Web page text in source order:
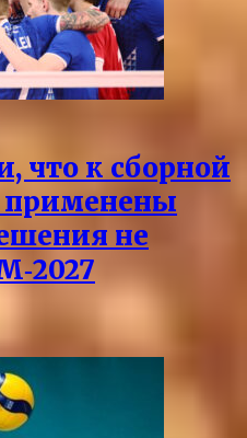
что к сборной
применены
не